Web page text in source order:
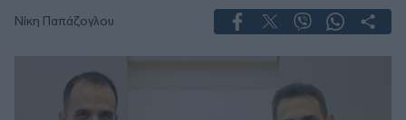
Νίκη Παπάζογλου